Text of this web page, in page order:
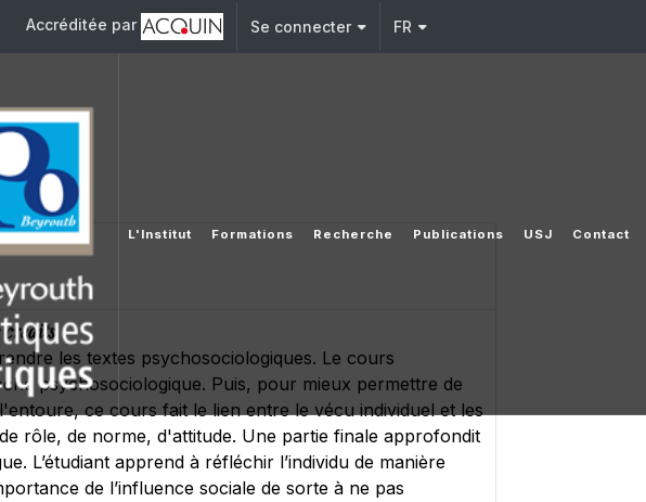
Accréditée par Se connecter FR
L'Institut Formations Recherche Publications USJ Contact
crédits
les textes psychosociologiques. Le cours
psychosociologique. Puis, pour mieux permettre de
ce cours fait le lien entre le vécu individuel et les
rôle, de norme, d'attitude. Une partie finale approfondit
L’étudiant apprend à réfléchir l’individu de manière
de l’influence sociale de sorte à ne pas